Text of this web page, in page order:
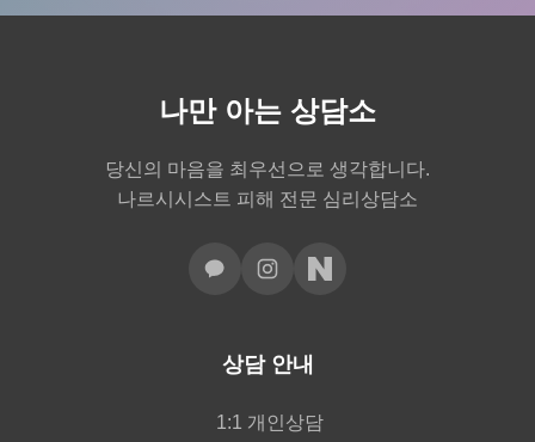
나만 아는 상담소
당신의 마음을 최우선으로 생각합니다.
나르시시스트 피해 전문 심리상담소
상담 안내
1:1 개인상담